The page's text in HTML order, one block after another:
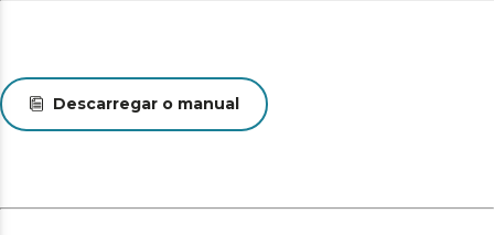
e embalado a vácuo para ser facilmente transportado
para sua casa nas melhores condições.
Descarregar o manual